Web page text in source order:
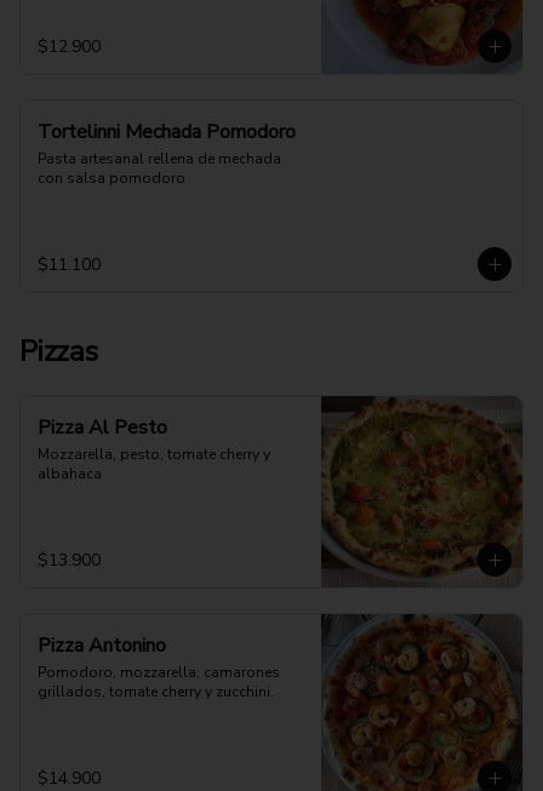
$12.900
Tortelinni Mechada Pomodoro
Pasta artesanal rellena de mechada
con salsa pomodoro
$11.100
Pizzas
Pizza Al Pesto
Mozzarella, pesto, tomate cherry y
albahaca
$13.900
Pizza Antonino
Pomodoro, mozzarella, camarones
grillados, tomate cherry y zucchini.
$14.900